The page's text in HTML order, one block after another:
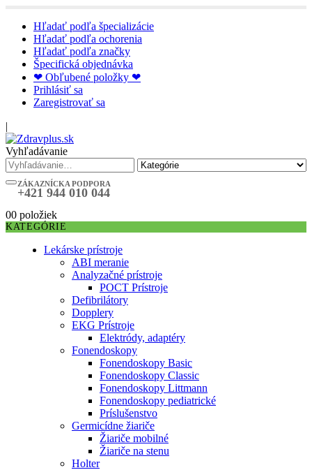
Hľadať podľa špecializácie
Hľadať podľa ochorenia
Hľadať podľa značky
Špecifická objednávka
❤ Obľubené položky ❤
Prihlásiť sa
Zaregistrovať sa
|
Vyhľadávanie
ZÁKAZNÍCKA PODPORA
+421 944 010 044
00 položiek
KATEGÓRIE
Lekárske prístroje
ABI meranie
Analyzačné prístroje
POCT Prístroje
Defibrilátory
Dopplery
EKG Prístroje
Elektródy, adaptéry
Fonendoskopy
Fonendoskopy Basic
Fonendoskopy Classic
Fonendoskopy Littmann
Fonendoskopy pediatrické
Príslušenstvo
Germicídne žiariče
Žiariče mobilné
Žiariče na stenu
Holter